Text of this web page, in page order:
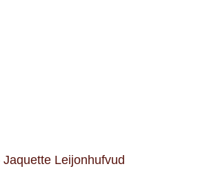
Jaquette Leijonhufvud